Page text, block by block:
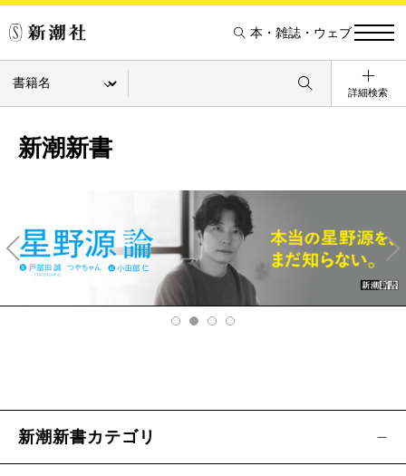
本・雑誌・ウェブ
詳細検索
新潮新書
v
Ne
xt
新潮新書カテゴリ